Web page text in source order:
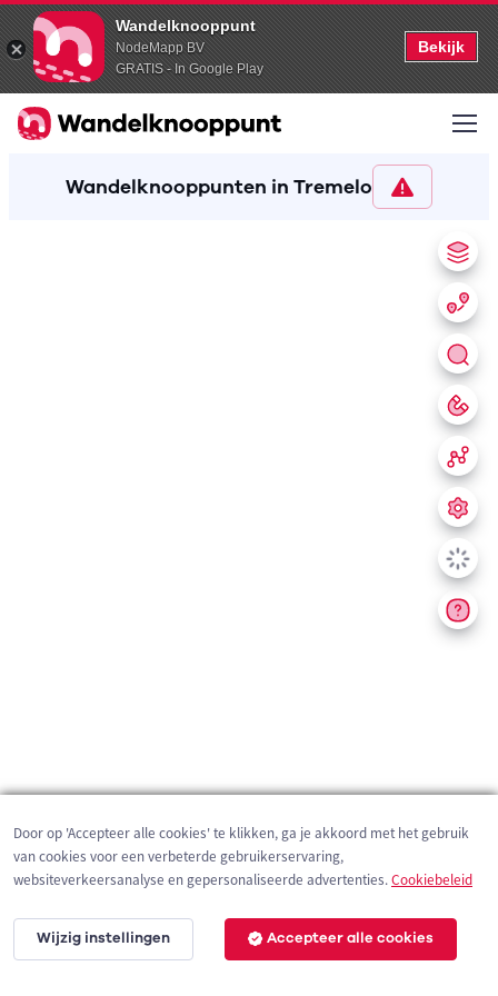
Wandelknooppunt
NodeMapp BV
GRATIS - In Google Play
Bekijk
Wandelknooppunten in Tremelo
1 km
Door op 'Accepteer alle cookies' te klikken, ga je akkoord met het gebruik
van cookies voor een verbeterde gebruikerservaring,
websiteverkeersanalyse en gepersonaliseerde advertenties.Cookiebeleid
Wijzig instellingen Accepteer alle cookies